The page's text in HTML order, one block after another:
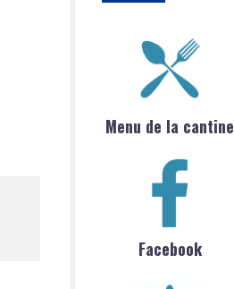
Menu de la cantine
Facebook